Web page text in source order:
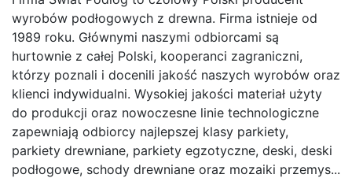
wyrobów podłogowych z drewna. Firma istnieje od
1989 roku. Głównymi naszymi odbiorcami są
hurtownie z całej Polski, kooperanci zagraniczni,
którzy poznali i docenili jakość naszych wyrobów oraz
klienci indywidualni. Wysokiej jakości materiał użyty
do produkcji oraz nowoczesne linie technologiczne
zapewniają odbiorcy najlepszej klasy parkiety,
parkiety drewniane, parkiety egzotyczne, deski, deski
podłogowe, schody drewniane oraz mozaiki przemys...